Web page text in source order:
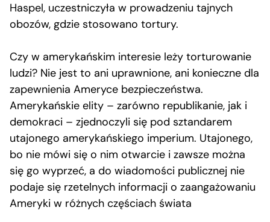
Haspel, uczestniczyła w prowadzeniu tajnych
obozów, gdzie stosowano tortury.
Czy w amerykańskim interesie leży torturowanie
ludzi? Nie jest to ani uprawnione, ani konieczne dla
zapewnienia Ameryce bezpieczeństwa.
Amerykańskie elity – zarówno republikanie, jak i
demokraci – zjednoczyli się pod sztandarem
utajonego amerykańskiego imperium. Utajonego,
bo nie mówi się o nim otwarcie i zawsze można
się go wyprzeć, a do wiadomości publicznej nie
podaje się rzetelnych informacji o zaangażowaniu
Ameryki w różnych częściach świata